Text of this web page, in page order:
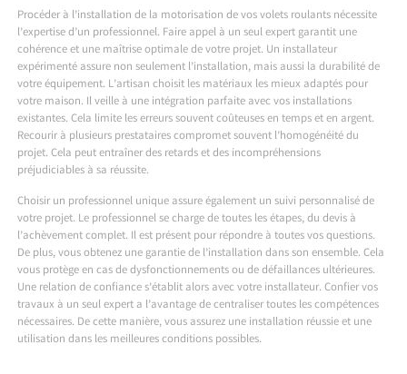
Procéder à l’installation de la motorisation de vos volets roulants nécessite
l’expertise d’un professionnel. Faire appel à un seul expert garantit une
cohérence et une maîtrise optimale de votre projet. Un installateur
expérimenté assure non seulement l’installation, mais aussi la durabilité de
votre équipement. L’artisan choisit les matériaux les mieux adaptés pour
votre maison. Il veille à une intégration parfaite avec vos installations
existantes. Cela limite les erreurs souvent coûteuses en temps et en argent.
Recourir à plusieurs prestataires compromet souvent l’homogénéité du
projet. Cela peut entraîner des retards et des incompréhensions
préjudiciables à sa réussite.
Choisir un professionnel unique assure également un suivi personnalisé de
votre projet. Le professionnel se charge de toutes les étapes, du devis à
l’achèvement complet. Il est présent pour répondre à toutes vos questions.
De plus, vous obtenez une garantie de l’installation dans son ensemble. Cela
vous protège en cas de dysfonctionnements ou de défaillances ultérieures.
Une relation de confiance s’établit alors avec votre installateur. Confier vos
travaux à un seul expert a l’avantage de centraliser toutes les compétences
nécessaires. De cette manière, vous assurez une installation réussie et une
utilisation dans les meilleures conditions possibles.